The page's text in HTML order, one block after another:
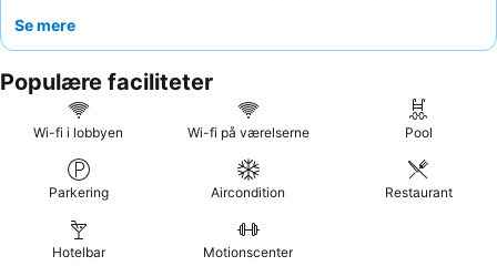
tropiske haver. Gæsterne roser konsekvent det usædvanligt
tilbud, herunder en velanset morgenmad og en
vinkælder . For en mere rolig oplevelse kan gæster anmode om
værelser med udsigt til haven.
Se mere
Populære faciliteter
Wi-fi i lobbyen Wi-fi på værelserne Pool
Parkering Aircondition Restaurant
Hotelbar Motionscenter